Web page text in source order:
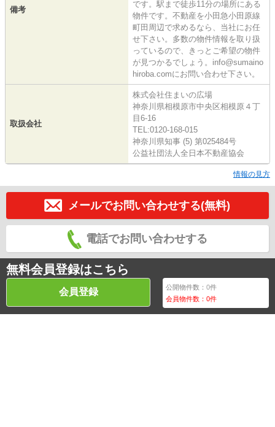
備考
です。駅まで徒歩11分の場所にある
物件です。不動産を小田急小田原線
町田周辺で求めるなら、当社にお任
せ下さい。多数の物件情報を取り扱
っているので、きっとご希望の物件
が見つかるでしょう。info@sumaino
hiroba.comにお問い合わせ下さい。
取扱会社
株式会社住まいの広場
神奈川県相模原市中央区相模原４丁
目6-16
TEL:0120-168-015
神奈川県知事 (5) 第025484号
公益社団法人全日本不動産協会
情報の見方
メールでお問い合わせする(無料)
電話でお問い合わせする
無料会員登録はこちら
会員登録 公開物件数：0件
会員物件数：0件